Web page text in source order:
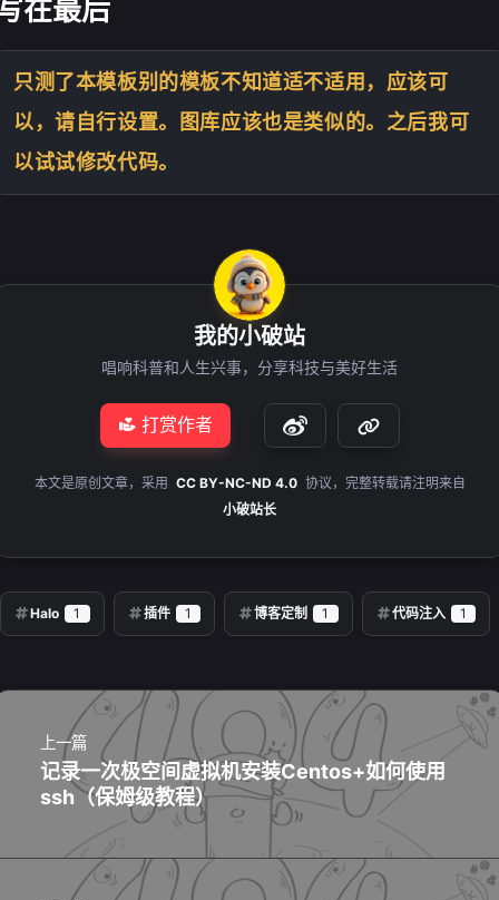
在最后
只测了本模板别的模板不知道适不适用，应该可
以，请自行设置。图库应该也是类似的。之后我可
以试试修改代码。
我的小破站
唱响科普和人生兴事，分享科技与美好生活
打赏作者
本文是原创文章，采用 CC BY-NC-ND 4.0 协议，完整转载请注明来自
小破站长
Halo 1 插件 1 博客定制 1 代码注入 1
上一篇
记录一次极空间虚拟机安装Centos+如何使用
ssh（保姆级教程）